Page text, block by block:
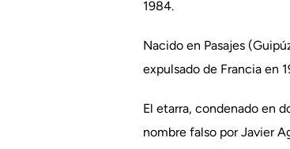
1984.
Nacido en Pasajes
expulsado de Francia en
El etarra, condenado en
nombre falso por Javier